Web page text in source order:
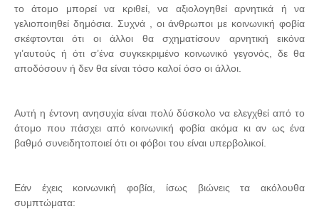
το άτομο μπορεί να κριθεί, να αξιολογηθεί αρνητικά ή να
γελιοποιηθεί δημόσια. Συχνά , οι άνθρωποι με κοινωνική φοβία
σκέφτονται ότι οι άλλοι θα σχηματίσουν αρνητική εικόνα
γι’αυτούς ή ότι σ’ένα συγκεκριμένο κοινωνικό γεγονός, δε θα
αποδόσουν ή δεν θα είναι τόσο καλοί όσο οι άλλοι.
Αυτή η έντονη ανησυχία είναι πολύ δύσκολο να ελεγχθεί από το
άτομο που πάσχει από κοινωνική φοβία ακόμα κι αν ως ένα
βαθμό συνειδητοποιεί ότι οι φόβοι του είναι υπερβολικοί.
Εάν έχεις κοινωνική φοβία, ίσως βιώνεις τα ακόλουθα
συμπτώματα: